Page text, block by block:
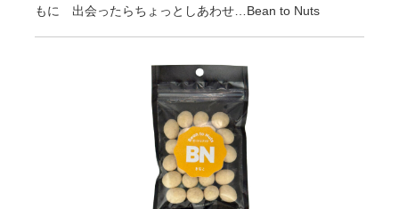
もに 出会ったらちょっとしあわせ…Bean to Nuts